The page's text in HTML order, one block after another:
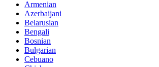
Armenian
Azerbaijani
Belarusian
Bengali
Bosnian
Bulgarian
Cebuano